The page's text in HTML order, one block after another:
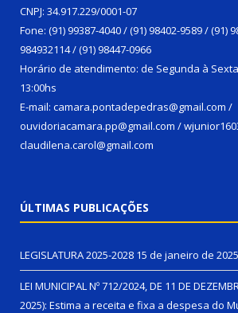
CNPJ: 34.917.229/0001-07
Fone: (91) 99387-4040 / (91) 98402-9589 / (91)
984932114 / (91) 98447-0966
Horário de atendimento: de Segunda à
13:00hs
E-mail: camara.pontadepedras@gmail.com /
ouvidoriacamara.pp@gmail.com /
claudilena.carol@gmail.com
ÚLTIMAS PUBLICAÇÕES
LEGISLATURA 2025-2028 15 de janeiro de 2025
LEI MUNICIPAL Nº 712/2024, DE 11 DE
2025): Estima a receita e fixa a despesa do